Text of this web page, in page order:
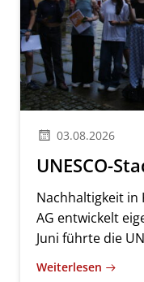
03.08.2026
UNESCO-
Nachhaltigkeit in
AG entwickelt
Juni führte die
Weiterlesen